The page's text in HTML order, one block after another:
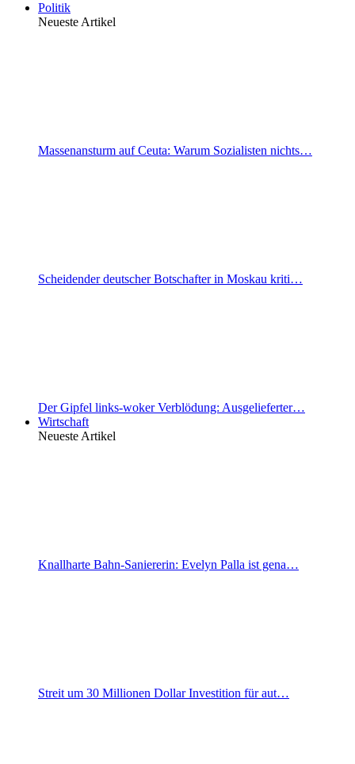
Politik
Neueste Artikel
Massenansturm auf Ceuta: Warum Sozialisten nichts…
Scheidender deutscher Botschafter in Moskau kriti…
Der Gipfel links-woker Verblödung: Ausgelieferter…
Wirtschaft
Neueste Artikel
Knallharte Bahn-Saniererin: Evelyn Palla ist gena…
Streit um 30 Millionen Dollar Investition für aut…